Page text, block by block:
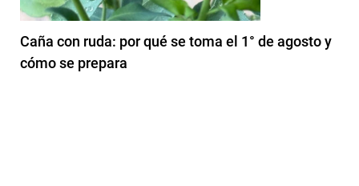
Caña con ruda: por qué se toma el 1° de agosto y
cómo se prepara